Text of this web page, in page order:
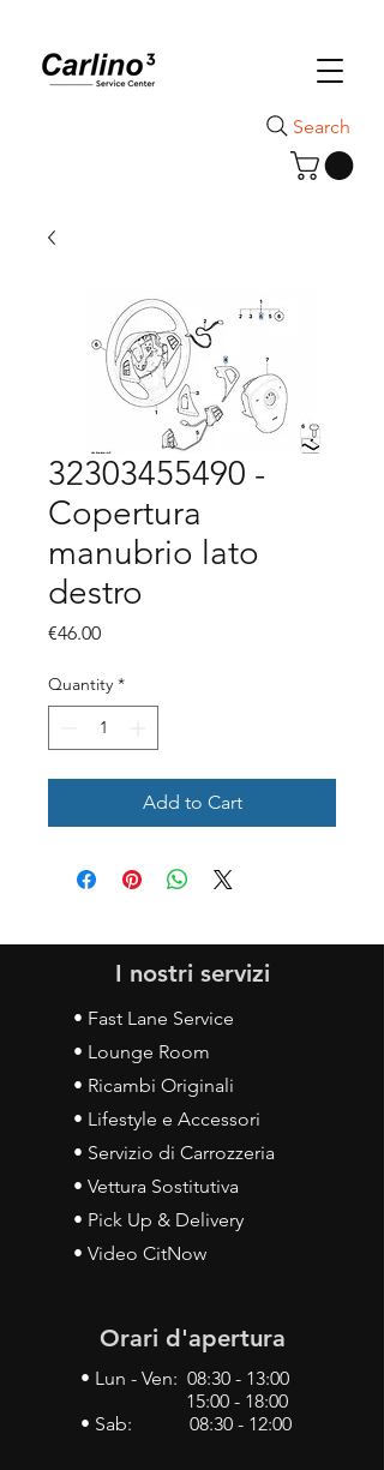
Search
32303455490 -
Copertura
manubrio lato
destro
€46.00Price
Quantity *
Add to Cart
I nostri servizi
• Fast Lane Service
• Lounge Room
• Ricambi Originali
• Lifestyle e Accessori
• Servizio di Carrozzeria
• Vettura Sostitutiva
• Pick Up & Delivery
• Video CitNow
Orari d'apertura
• Lun - Ven: 08:30 - 13:00
15:00 - 18:00
• Sab: 08:30 - 12:00